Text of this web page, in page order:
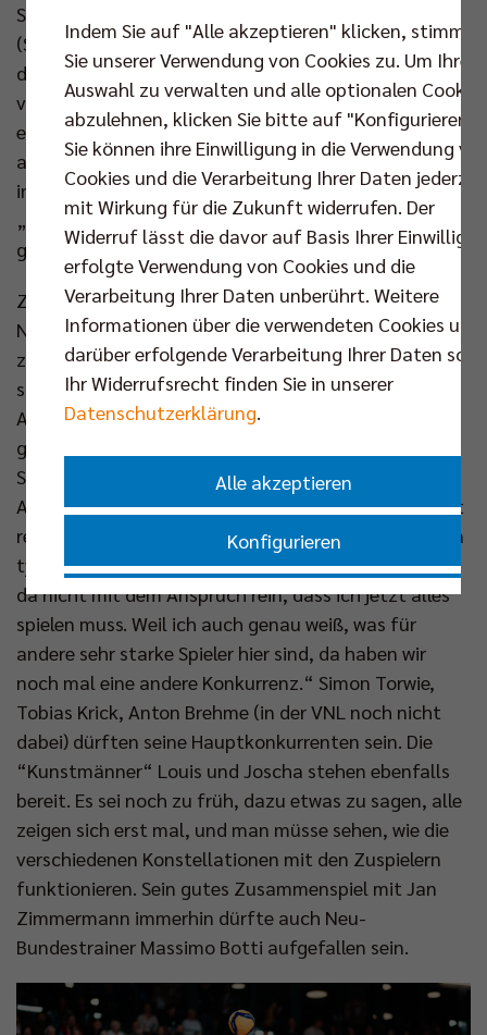
Stationen in Polen (Cuprum Lubin) und Frankreich
(Spacer’s Toulouse) 2024 in Berlin anheuerte,
deutlich: „Es war auch nicht mein Ziel, Berlin zu
verlassen. Ich bin in Berlin sehr glücklich und hatte
eine gute Saison.“ Seine beste, um es präziser
auszudrücken, aber einer wie er schwelgt nicht gern
in Superlativen, schon gar nicht über sich selbst.
„Deshalb bleibe ich gern und möchte am liebsten
gleich so weitermachen.“
Zurzeit ist Krage-Brewitz mit der deutschen
Nationalmannschaft unterwegs in Polen, wo die
zweite Woche der Volleyball Nations League
stattfindet. Im ersten Spiel am Mittwoch gegen
Argentinien zeigte er trotz der 2:3-Niederlage eine
gute Leistung mit zwei Blocks und sieben Punkten.
Sein erstes Statement, sich auch in der deutschen
Auswahl einen festen Stammplatz zu erobern? „Fest
reinspielen ist ein großer Begriff“, kommt auf für ihn
typische Weise zurück. Erst mal abwarten. „Ich gehe
da nicht mit dem Anspruch rein, dass ich jetzt alles
spielen muss. Weil ich auch genau weiß, was für
andere sehr starke Spieler hier sind, da haben wir
noch mal eine andere Konkurrenz.“ Simon Torwie,
Tobias Krick, Anton Brehme (in der VNL noch nicht
dabei) dürften seine Hauptkonkurrenten sein. Die
“Kunstmänner“ Louis und Joscha stehen ebenfalls
bereit. Es sei noch zu früh, dazu etwas zu sagen, alle
zeigen sich erst mal, und man müsse sehen, wie die
verschiedenen Konstellationen mit den Zuspielern
funktionieren. Sein gutes Zusammenspiel mit Jan
Zimmermann immerhin dürfte auch Neu-
Bundestrainer Massimo Botti aufgefallen sein.
Indem Sie auf "Alle akzeptieren" klicken, stimmen
Sie unserer Verwendung von Cookies zu. Um Ihre
Auswahl zu verwalten und alle optionalen Cookies
abzulehnen, klicken Sie bitte auf "Konfigurieren".
Sie können ihre Einwilligung in die Verwendung
Cookies und die Verarbeitung Ihrer Daten
mit Wirkung für die Zukunft widerrufen. Der
Widerruf lässt die davor auf Basis Ihrer
erfolgte Verwendung von Cookies und die
Verarbeitung Ihrer Daten unberührt. Weitere
Informationen über die verwendeten Cookies und
darüber erfolgende Verarbeitung Ihrer Daten
Ihr Widerrufsrecht finden Sie in unserer
Datenschutzerklärung.
Alle akzeptieren
Konfigurieren
Nur essenzielle Cookies akzeptieren
Impressum| Datenschutzerklärung